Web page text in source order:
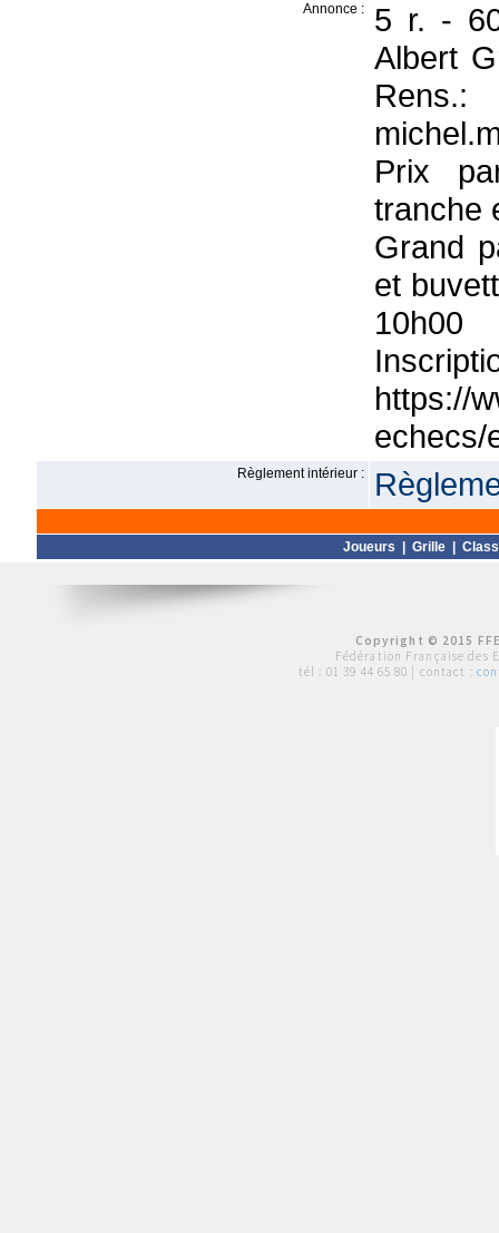
Annonce :
5 r. -
Albert
Prix
tranche
Grand
et
10h00
https://
echecs/
Règlement intérieur :
Joueurs Grille
Copyright © 2015
Fédération Française des
tél : 01 39 44 65 80 | contact :